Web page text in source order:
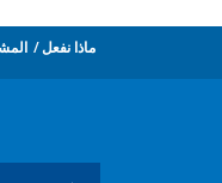
ماذا نفعل